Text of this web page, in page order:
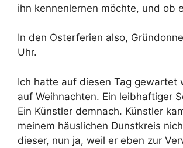
ihn kennenlernen möchte, und ob
In den Osterferien also,
Uhr.
Ich hatte auf diesen Tag gewartet
auf Weihnachten. Ein leibhaftiger
Ein Künstler demnach. Künstler
meinem häuslichen Dunstkreis
dieser, nun ja, weil er eben zur